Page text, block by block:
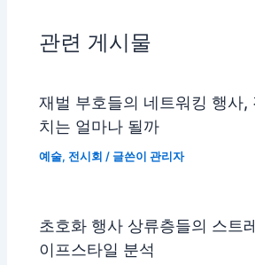
관련 게시물
재벌 부호들의 네트워킹 행사,
치는 얼마나 될까
예술, 전시회 / 글쓴이관리자
초호화 행사 상류층들의 스트
이프스타일 분석